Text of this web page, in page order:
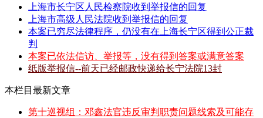
上海市长宁区人民检察院收到举报信的回复
上海市高级人民法院收到举报信的回复
本案已穷尽法律程序，仍没有在上海长宁区得到公正裁
判
本案已依法信访、举报等，没有得到答案或满意答案
纸版举报信--前天已经邮政快递给长宁法院13封
本栏目最新文章
第十巡视组：邓鑫法官违反审判职责问题线索及可能存